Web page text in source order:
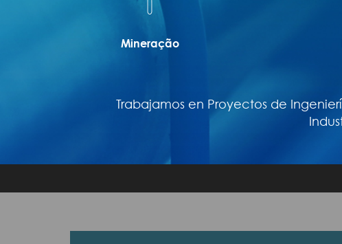
Mineração
Trabajamos en Proyectos de